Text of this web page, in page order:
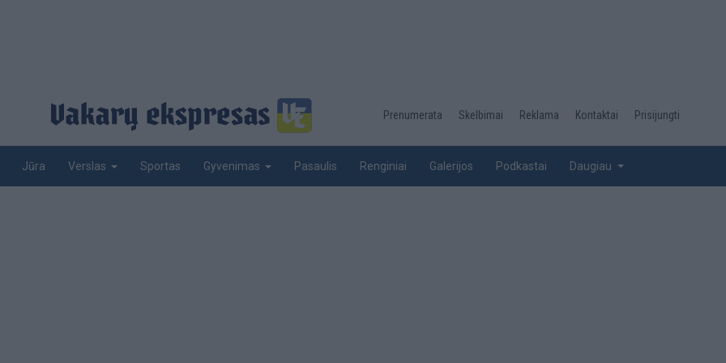
Desktop
top
Prenumerata Skelbimai Reklama Kontaktai Prisijungti
Jūra Verslas Sportas Gyvenimas Pasaulis Renginiai Galerijos Podkastai Daugiau